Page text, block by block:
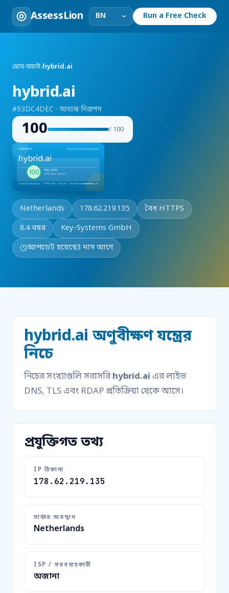
AssessLion Run a Free Check
হোম›যাচাই›hybrid.ai
hybrid.ai
#93DC4DEC · অত্যন্ত নিরাপদ
100 / 100
Netherlands 178.62.219.135
বৈধ HTTPS
8.4 বছর
Key-Systems GmbH
আপডেট হয়েছে3 মাস আগে
hybrid.ai অণুবীক্ষণ যন্ত্রের
নিচে
নিচের সংখ্যাগুলি সরাসরি hybrid.ai এর লাইভ
DNS, TLS এবং RDAP প্রতিক্রিয়া থেকে আসে।
প্রযুক্তিগত তথ্য
IP ঠিকানা
178.62.219.135
সার্ভার অবস্থান
Netherlands
ISP / সরবরাহকারী
অজানা